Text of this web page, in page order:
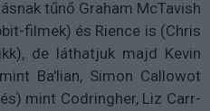
tűnő Graham McTavish
filmek) és Rience is (Chris
de láthatjuk majd Kevin
Ba'lian, Simon Callowot
mint Codringher, Liz Carr-